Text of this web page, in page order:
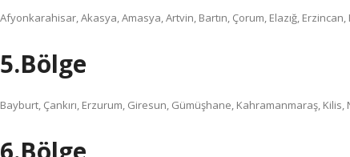
Afyonkarahisar, Akasya, Amasya, Artvin, Bartın, Çorum, Elazığ,
5.Bölge
Bayburt, Çankırı, Erzurum, Giresun, Gümüşhane, Kahramanmaraş,